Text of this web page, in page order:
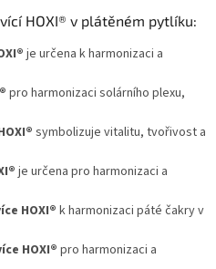
HOXI® v plátěném pytlíku:
je určena k harmonizaci a
pro harmonizaci solárního plexu,
symbolizuje vitalitu, tvořivost a
je určena pro harmonizaci a
HOXI® k harmonizaci páté čakry v
HOXI® pro harmonizaci a